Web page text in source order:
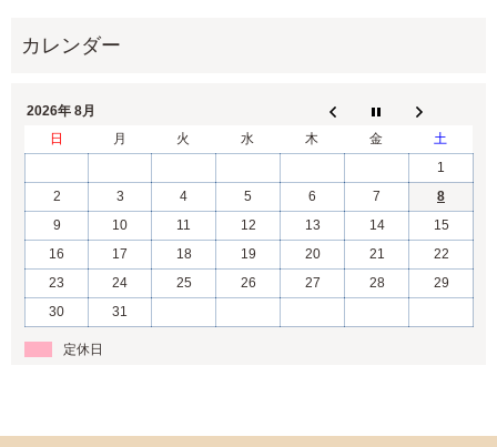
2026年 8月
日
月 火 水 木 金
土
1
2
3 4 5 6 7
8
9
10 11 12 13 14
15
16
17 18 19 20 21
22
23
24 25 26 27 28
29
30
31
定休日